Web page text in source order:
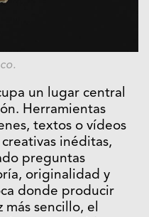
un lugar central
Herramientas
textos o vídeos
inéditas,
preguntas
originalidad y
donde producir
más sencillo, el